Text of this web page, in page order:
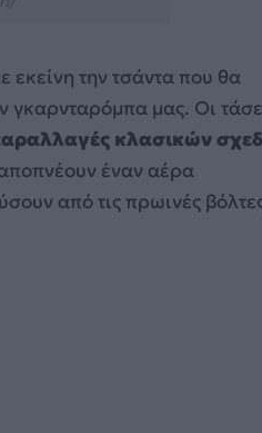
εκείνη την τσάντα που θα
γκαρνταρόμπα μας. Οι
κλασικών
έναν αέρα
από τις πρωινές